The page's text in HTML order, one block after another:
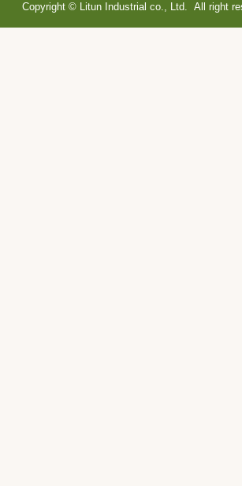
Copyright © Litun Industrial co., Ltd. All right